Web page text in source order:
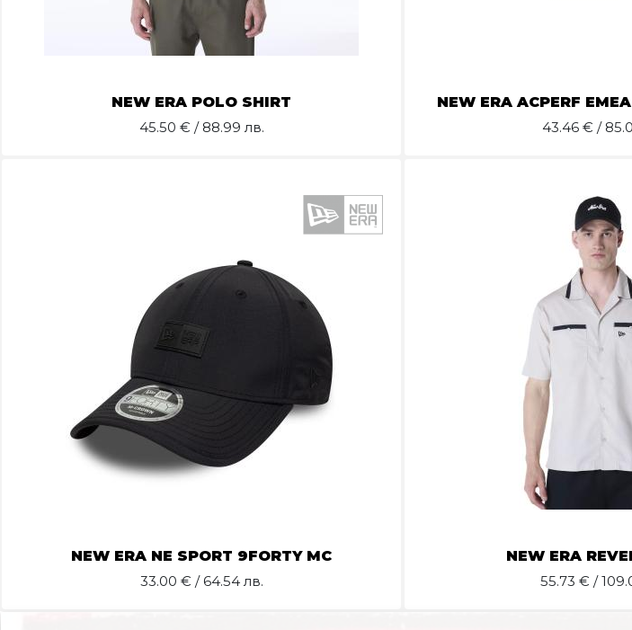
NEW ERA POLO SHIRT
45.50 € / 88.99 лв.
NEW ERA ACPERF
43.46 € /
NEW ERA NE SPORT 9FORTY MC
33.00 € / 64.54 лв.
NEW ERA
55.73 € /